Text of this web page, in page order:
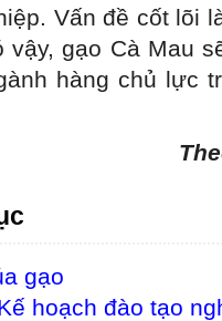
Vấn đề cốt lõi
gạo Cà Mau
hàng chủ lực
gạo
hoạch đào tạo